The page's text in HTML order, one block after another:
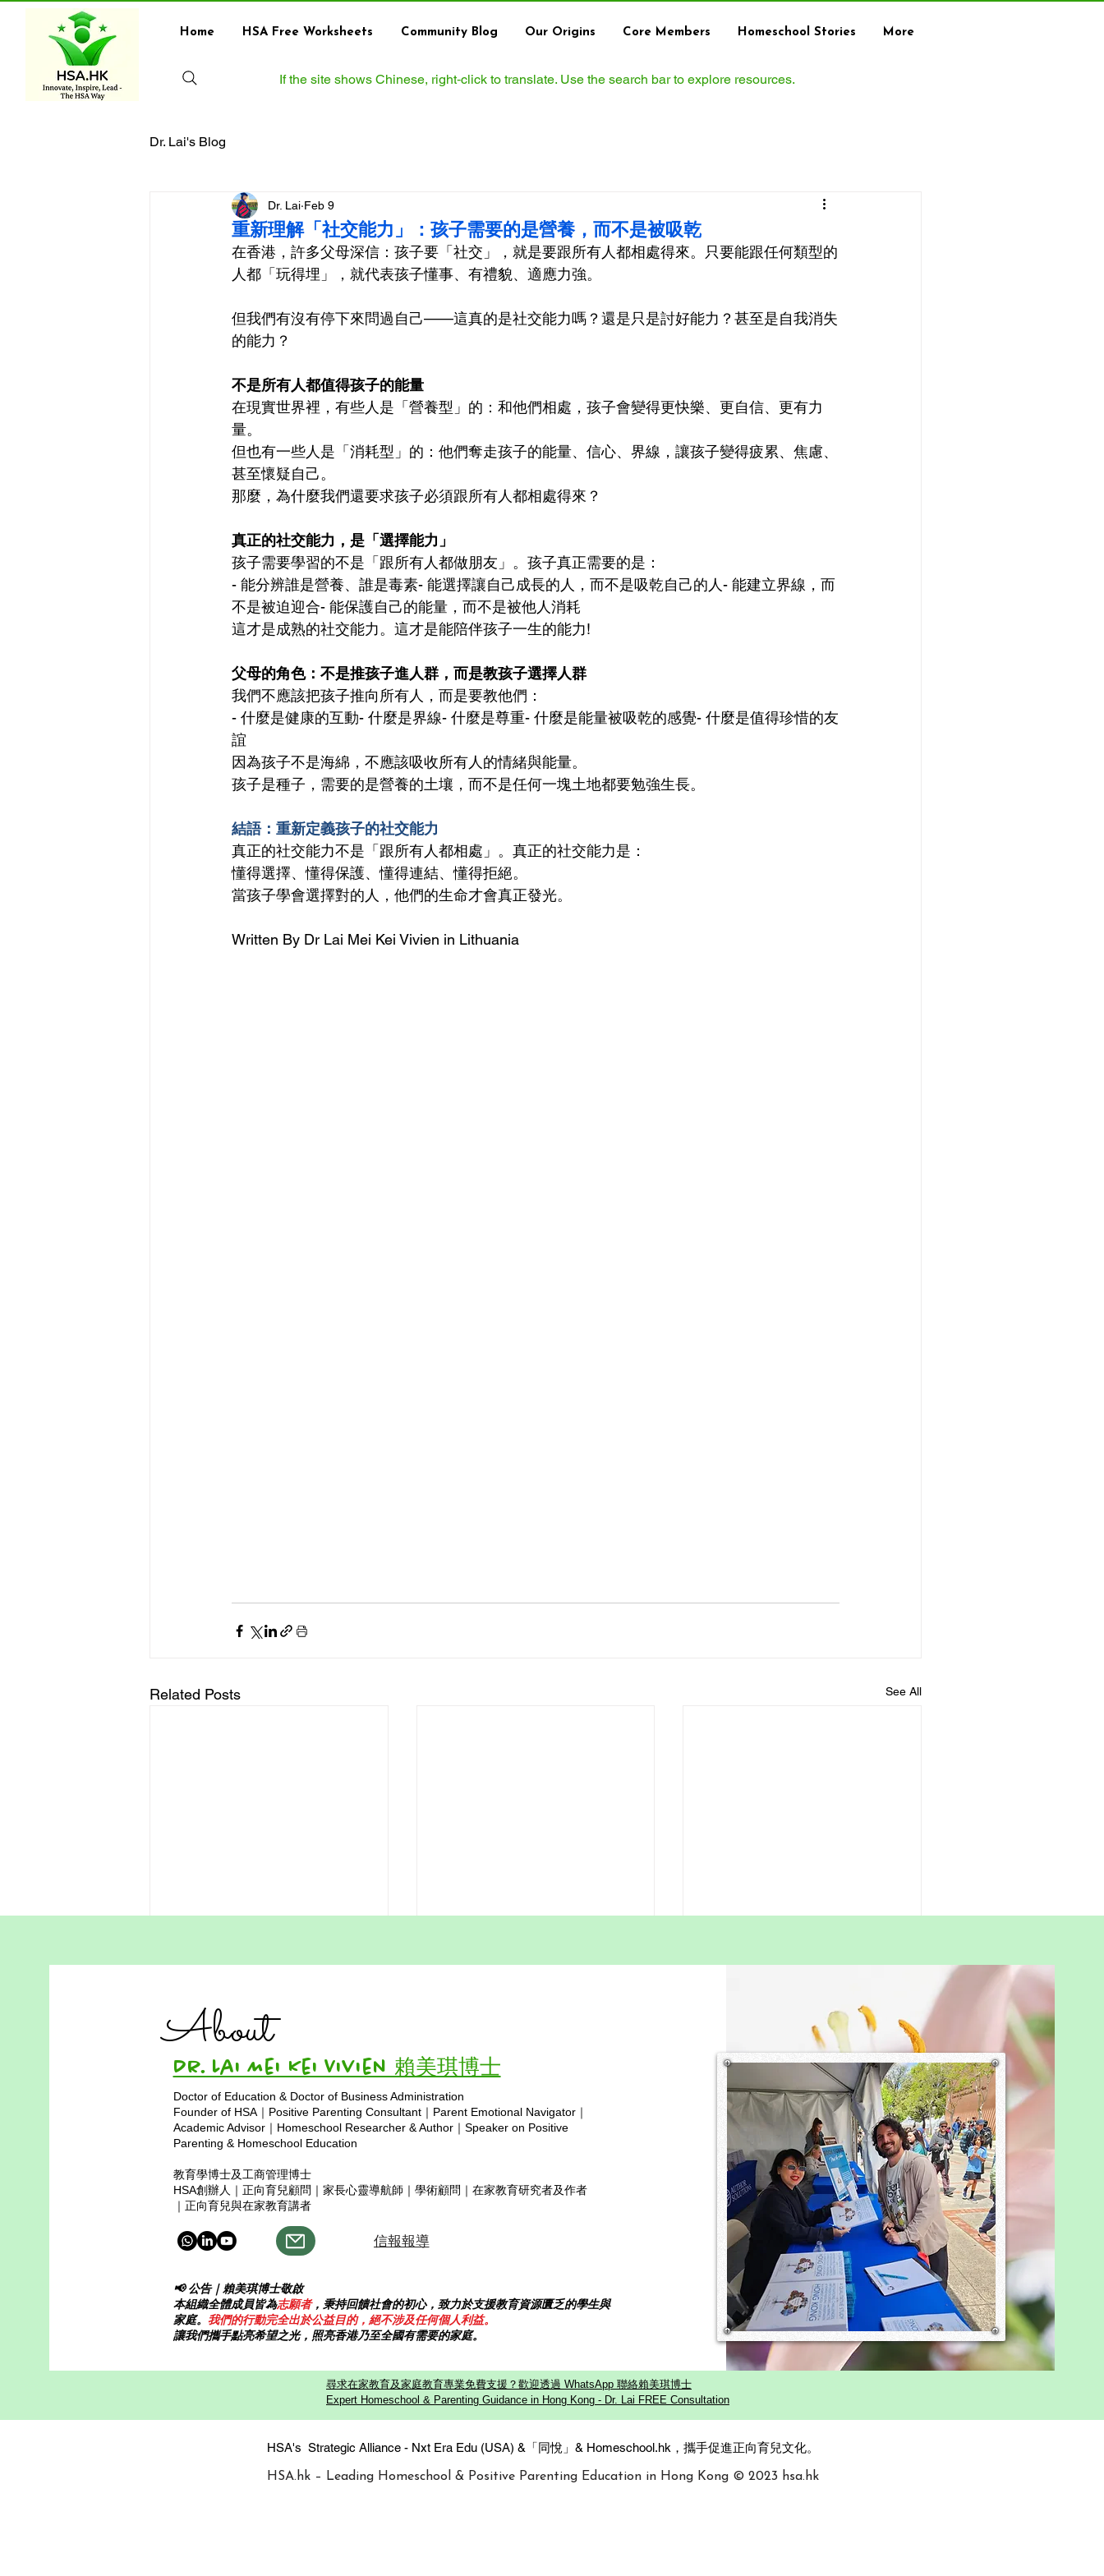
Home HSA Free Worksheets Community Blog Our Origins Core Members Homeschool Stories More
If the site shows Chinese, right‑click to translate. Use the search bar to explore resources.
Dr. Lai's Blog
重新理解「社交能力」：孩子需要的是營養，而不是被吸乾
Dr. Lai Feb 9
在香港，許多父母深信：孩子要「社交」，就是要跟所有人都相處得來。只要能跟任何類型的
人都「玩得埋」，就代表孩子懂事、有禮貌、適應力強。
但我們有沒有停下來問過自己——這真的是社交能力嗎？還是只是討好能力？甚至是自我消失
的能力？
不是所有人都值得孩子的能量
在現實世界裡，有些人是「營養型」的：和他們相處，孩子會變得更快樂、更自信、更有力
量。
但也有一些人是「消耗型」的：他們奪走孩子的能量、信心、界線，讓孩子變得疲累、焦慮、
甚至懷疑自己。
那麼，為什麼我們還要求孩子必須跟所有人都相處得來？
真正的社交能力，是「選擇能力」
孩子需要學習的不是「跟所有人都做朋友」。孩子真正需要的是：
- 能分辨誰是營養、誰是毒素- 能選擇讓自己成長的人，而不是吸乾自己的人- 能建立界線，而
不是被迫迎合- 能保護自己的能量，而不是被他人消耗
這才是成熟的社交能力。這才是能陪伴孩子一生的能力!
父母的角色：不是推孩子進人群，而是教孩子選擇人群
我們不應該把孩子推向所有人，而是要教他們：
- 什麼是健康的互動- 什麼是界線- 什麼是尊重- 什麼是能量被吸乾的感覺- 什麼是值得珍惜的友
誼
因為孩子不是海綿，不應該吸收所有人的情緒與能量。
孩子是種子，需要的是營養的土壤，而不是任何一塊土地都要勉強生長。
結語：重新定義孩子的社交能力
真正的社交能力不是「跟所有人都相處」。真正的社交能力是：
懂得選擇、懂得保護、懂得連結、懂得拒絕。
當孩子學會選擇對的人，他們的生命才會真正發光。
Written By Dr Lai Mei Kei Vivien in Lithuania
Related Posts See All
在香港，孩子從小就在競爭中長
大：功課、排名、補習、面試……
家長和孩子都被壓得喘不過氣。當
孩子出現情緒或學習困難時，我們
子。 但事實是：孩子不是問題，
孩子是被問題困住了。 家長故
事：從指責到同行 阿欣的小三兒
師說浩浩不專心，補習老師說他不
努力，親戚說他被寵壞。 直到浩
浩哭著說：「我不是不想做好，我
真的做不到。」 阿欣才明白——
年來，她透過研究、寫作和前線支
挑戰。她最引以為傲的成果之一，
是成功帶領女兒 Paris 由在家教育
香港家庭的堅毅與可能性。 Paris
誠邀各位在家教育家庭一齊參加由
香港在家教育協會（HSA）舉辦
嘅「在家教育家庭聚會」！ 活動
將於 2026年1月30日（星期五）
上午11時至下午3時 喺 愉景灣沙
灘 舉行。歡迎大家帶住小朋友一
齊嚟放鬆、交流、分享經驗，同時
認識更多同行家庭。 無論你已經
在家教育，或者對在家教育、正向
育兒有興趣，都非常歡迎加入。
報名時請提供姓名同參加人數。
如需更多資料，歡迎聯絡 Dr.
Lai（ hsa.hk ）或
Copyright © 2025 hsa.com
About
Dr. Lai Mei Kei Vivien 賴美琪博士
Doctor of Education & Doctor of Business Administration
Founder of HSA｜Positive Parenting Consultant｜Parent Emotional Navigator｜
Academic Advisor｜Homeschool Researcher & Author｜Speaker on Positive
Parenting & Homeschool Education
教育學博士及工商管理博士
HSA創辦人｜正向育兒顧問｜家長心靈導航師｜學術顧問｜在家教育研究者及作者
｜正向育兒與在家教育講者
信報報導
📢 公告｜賴美琪博士敬啟
本組織全體成員皆為志願者，秉持回饋社會的初心，致力於支援教育資源匱乏的學生與
家庭。 我們的行動完全出於公益目的，絕不涉及任何個人利益。
讓我們攜手點亮希望之光，照亮香港乃至全國有需要的家庭。
尋求在家教育及家庭教育專業免費支援？歡迎透過 WhatsApp 聯絡賴美琪博士
Expert Homeschool & Parenting Guidance in Hong Kong - Dr. Lai FREE Consultation
HSA's Strategic Alliance - Nxt Era Edu (USA) &「同悅」& Homeschool.hk，攜手促進正向育兒文化。
HSA.hk – Leading Homeschool & Positive Parenting Education in Hong Kong © 2023 hsa.hk